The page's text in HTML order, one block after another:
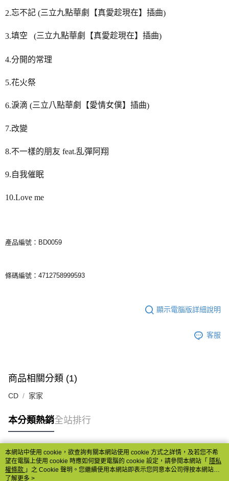
2.忘不記 (三立九點華劇【真愛趁現在】插曲)
3.填空 (三立九點華劇【真愛趁現在】插曲)
4.分開的常理
5.花火祭
6.淚滴 (三立八點華劇【愛情女僕】插曲)
7.改變
8.不一樣的朋友 feat.乱彈阿翔
9.自我催眠
10.Love me
產品編號：BD0059
條碼編號：4712758999593
顯示電腦版詳細說明
客服
商品相關分類 (1)
CD 家家
本分類熱銷全站排行
熱門標籤
本網站中使用 cookie，欲查詢有關本網站使用 cookie 方式之詳情，及若您不希
望在電腦上使用 cookie 時應如何變更電腦的 cookie 設定，請參閱本網站「 隱私
權條款 」之 Cookie 聲明。您繼續使用本網站即表示您同意本公司得按本網站使
用條款之 Cookie 聲明使用 cookie。
了解更多 >